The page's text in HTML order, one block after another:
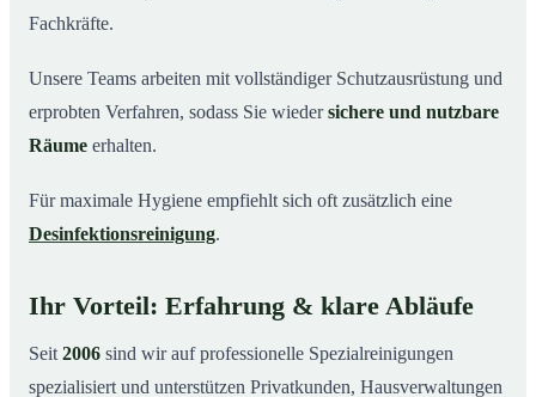
Fachkräfte.
Unsere Teams arbeiten mit vollständiger Schutzausrüstung und
erprobten Verfahren, sodass Sie wiedersichere und nutzbare
Räume erhalten.
Für maximale Hygiene empfiehlt sich oft zusätzlich eine
Desinfektionsreinigung.
Ihr Vorteil: Erfahrung & klare Abläufe
Seit 2006 sind wir auf professionelle Spezialreinigungen
spezialisiert und unterstützen Privatkunden, Hausverwaltungen